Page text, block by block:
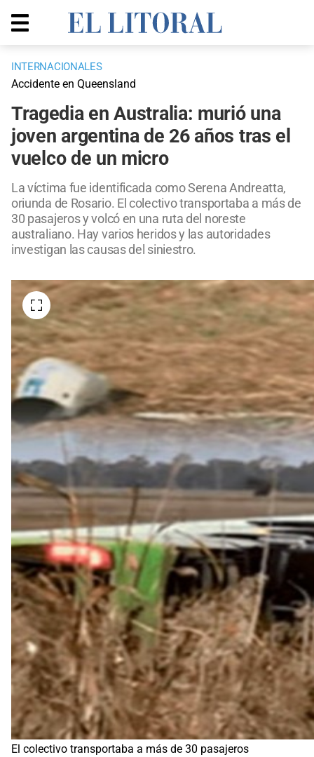
INTERNACIONALES
Accidente en Queensland
Tragedia en Australia: murió una
joven argentina de 26 años tras el
vuelco de un micro
La víctima fue identificada como Serena Andreatta,
oriunda de Rosario. El colectivo transportaba a más de
30 pasajeros y volcó en una ruta del noreste
australiano. Hay varios heridos y las autoridades
investigan las causas del siniestro.
El colectivo transportaba a más de 30 pasajeros